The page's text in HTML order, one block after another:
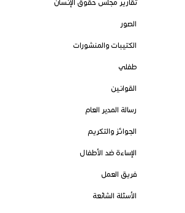
الصور
الكتيبات والمنشورات
طفلي
القوانين
رسالة المدير العام
الجوائز والتكريم
الإساءة ضد الأطفال
فريق العمل
الأسئلة الشائعة